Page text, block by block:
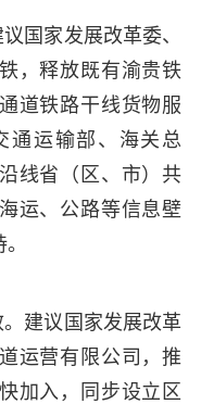
国家发展改革委、
，释放既有渝贵铁
道铁路干线货物服
通运输部、海关总
线省（区、市）共
运、公路等信息壁
建议国家发展改革
运营有限公司，推
加入，同步设立区